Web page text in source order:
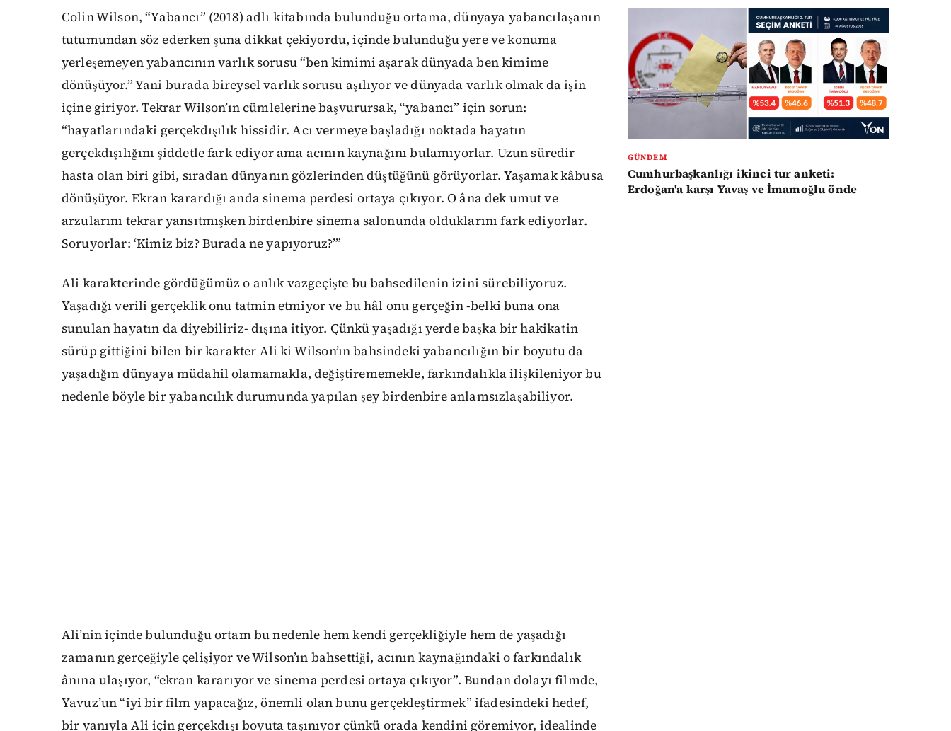
Colin Wilson, “Yabancı” (2018) adlı kitabında bulunduğu ortama, dünyaya yabancılaşanın
tutumundan söz ederken şuna dikkat çekiyordu, içinde bulunduğu yere ve konuma
yerleşemeyen yabancının varlık sorusu “ben kimimi aşarak dünyada ben kimime
dönüşüyor.” Yani burada bireysel varlık sorusu aşılıyor ve dünyada varlık olmak da işin
içine giriyor. Tekrar Wilson’ın cümlelerine başvurursak, “yabancı” için sorun:
“hayatlarındaki gerçekdışılık hissidir. Acı vermeye başladığı noktada hayatın
gerçekdışılığını şiddetle fark ediyor ama acının kaynağını bulamıyorlar. Uzun süredir
hasta olan biri gibi, sıradan dünyanın gözlerinden düştüğünü görüyorlar. Yaşamak kâbusa
dönüşüyor. Ekran karardığı anda sinema perdesi ortaya çıkıyor. O âna dek umut ve
arzularını tekrar yansıtmışken birdenbire sinema salonunda olduklarını fark ediyorlar.
Soruyorlar: ‘Kimiz biz? Burada ne yapıyoruz?’”
Ali karakterinde gördüğümüz o anlık vazgeçişte bu bahsedilenin izini sürebiliyoruz.
Yaşadığı verili gerçeklik onu tatmin etmiyor ve bu hâl onu gerçeğin -belki buna ona
sunulan hayatın da diyebiliriz- dışına itiyor. Çünkü yaşadığı yerde başka bir hakikatin
sürüp gittiğini bilen bir karakter Ali ki Wilson’ın bahsindeki yabancılığın bir boyutu da
yaşadığın dünyaya müdahil olamamakla, değiştirememekle, farkındalıkla ilişkileniyor bu
nedenle böyle bir yabancılık durumunda yapılan şey birdenbire anlamsızlaşabiliyor.
Ali’nin içinde bulunduğu ortam bu nedenle hem kendi gerçekliğiyle hem de yaşadığı
zamanın gerçeğiyle çelişiyor ve Wilson’ın bahsettiği, acının kaynağındaki o farkındalık
ânına ulaşıyor, “ekran kararıyor ve sinema perdesi ortaya çıkıyor”. Bundan dolayı filmde,
Yavuz’un “iyi bir film yapacağız, önemli olan bunu gerçekleştirmek” ifadesindeki hedef,
bir yanıyla Ali için gerçekdışı boyuta taşınıyor çünkü orada kendini göremiyor, idealinde
GÜNDEM
Cumhurbaşkanlığı ikinci tur anketi:
Erdoğan'a karşı Yavaş ve İmamoğlu önde